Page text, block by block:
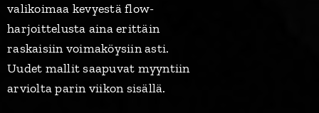
valikoimaa kevyestä flow-
harjoittelusta aina erittäin
raskaisiin voimaköysiin asti.
Uudet mallit saapuvat myyntiin
arviolta parin viikon sisällä.